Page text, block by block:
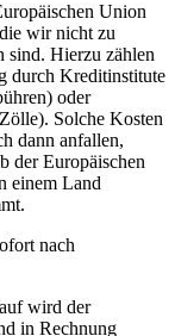
Union
wir nicht zu
sind. Hierzu zählen
durch Kreditinstitute
oder
Solche Kosten
dann anfallen,
der Europäischen
einem Land
nach
wird der
in Rechnung